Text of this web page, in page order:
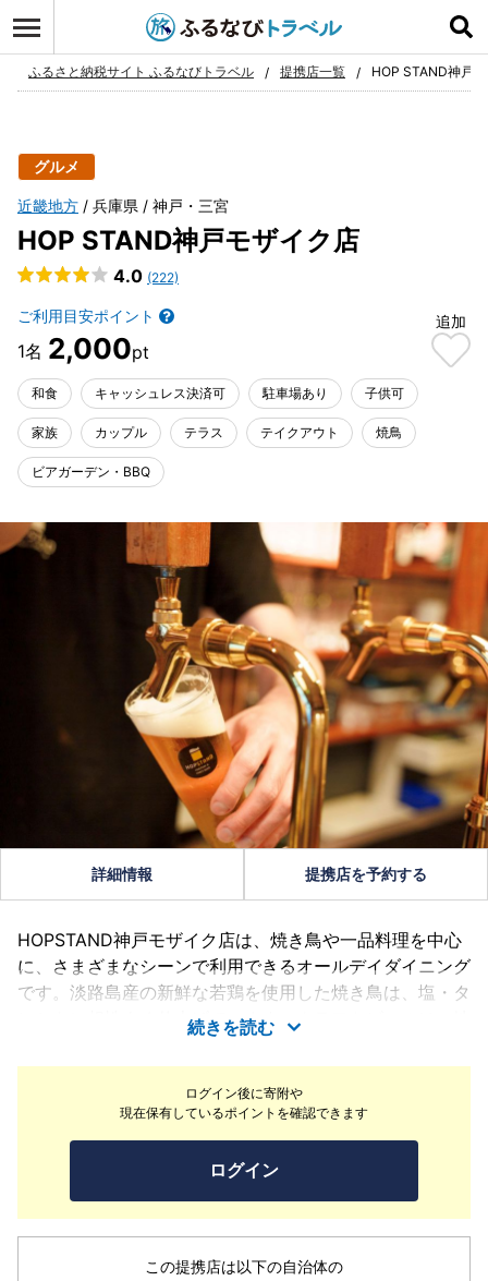
お気に入り
ふるさと納税サイト ふるなびトラベル 提携店一覧 HOP STAND神戸
グルメ
近畿地方 兵庫県 神戸・三宮
HOP STAND神戸モザイク店
4.0 (222)
ご利用目安ポイント
2,000
追加
和食 キャッシュレス決済可 駐車場あり 子供可
家族 カップル テラス テイクアウト 焼鳥
ビアガーデン・BBQ
ログイン後に寄附や
現在保有しているポイントを確認できます
ログイン
この提携店は以下の自治体の
詳細情報 提携店を予約する
HOPSTAND神戸モザイク店は、焼き鳥や一品料理を中心
に、さまざまなシーンで利用できるオールデイダイニング
です。淡路島産の新鮮な若鶏を使用した焼き鳥は、塩・タ
レともに相性よく仕上げています。クラフトビールは、地
元六甲の「六甲ビール」をレギュラー4種に加え、季節の
タップを1種そろえたラインナップ（変動の場合あり）。
ビールビギナーから愛好家まで楽しめる構成です。観光や
ショッピングの合間の食事から夕方の一杯まで、幅広い用
途で気軽に利用できます。
続きを読む